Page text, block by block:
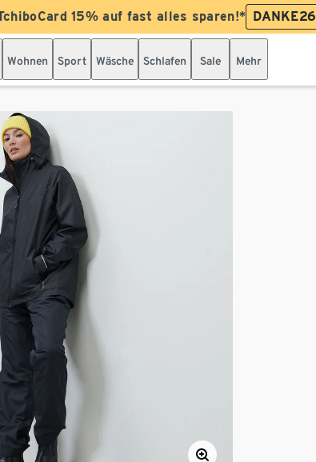
15% auf fast alles sparen!* DANKE26
Wohnen Sport Wäsche Schlafen Sale Mehr